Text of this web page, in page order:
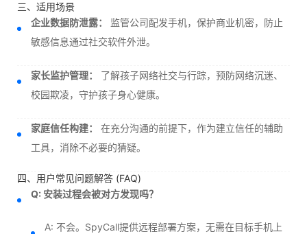
三、适用场景
企业数据防泄露：
监管公司配发手机，保护商业机密，防止
敏感信息通过社交软件外泄。
家长监护管理：
了解孩子网络社交与行踪，预防网络沉迷、
校园欺凌，守护孩子身心健康。
家庭信任构建：
在充分沟通的前提下，作为建立信任的辅助
工具，消除不必要的猜疑。
四、用户常见问题解答 (FAQ)
Q: 安装过程会被对方发现吗？
A: 不会。SpyCall提供远程部署方案，无需在目标手机上